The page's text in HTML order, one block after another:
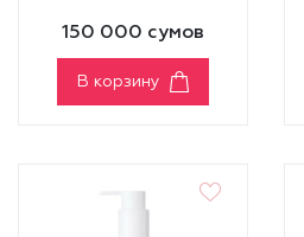
150 000 сумов
В корзину